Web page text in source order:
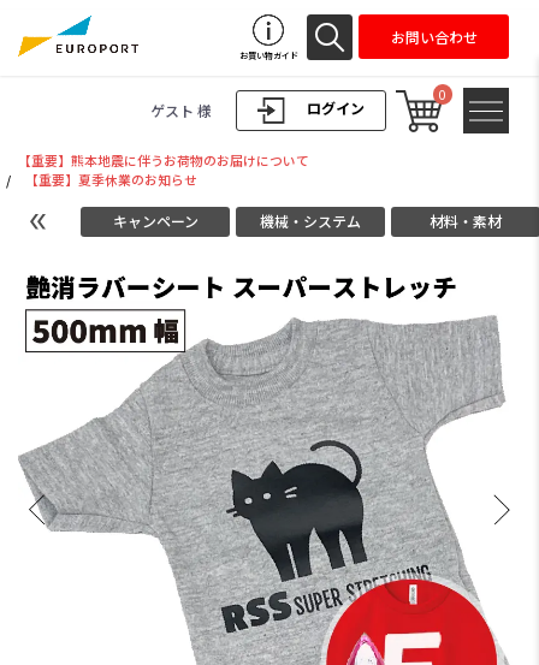
ログイン
ゲスト 様
0
お買い物ガイド
お問い合わせ
【重要】熊本地震に伴うお荷物のお届けについて
/
【重要】夏季休業のお知らせ
キャンペーン 機械・システム 材料・素材